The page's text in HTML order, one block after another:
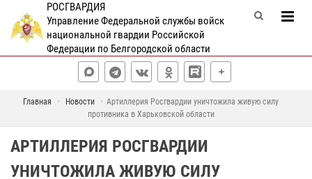
РОСГВАРДИЯ
Управление Федеральной службы войск
национальной гвардии Российской
Федерации по Белгородской области
Главная Новости
Артиллерия Росгвардии уничтожила живую силу
противника в Харьковской области
АРТИЛЛЕРИЯ РОСГВАРДИИ
УНИЧТОЖИЛА ЖИВУЮ СИЛУ